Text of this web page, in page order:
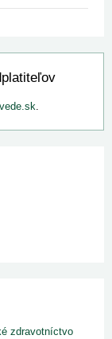
.
zdravotníctvo